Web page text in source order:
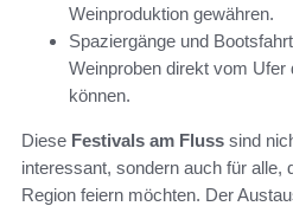
Weinproduktion gewähren.
Spaziergänge und
Weinproben direkt vom Ufer
können.
Diese Festivals am Fluss sind
interessant, sondern auch für alle,
Region feiern möchten. Der